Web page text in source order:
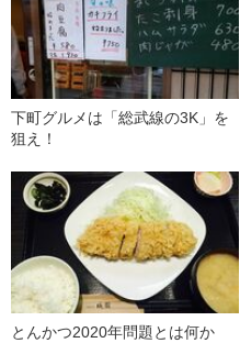
下町グルメは「総武線の3K」を
狙え！
とんかつ2020年問題とは何か